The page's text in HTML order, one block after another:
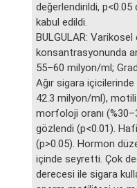
değerlendirildi,
kabul edildi.
BULGULAR:
konsantrasyonunda
55–60 milyon/ml;
Ağır sigara
42.3 milyon/ml),
morfoloji oranı
gözlendi (p<0.01).
(p>0.05). Hormon
içinde seyretti. Çok
derecesi ile sigara